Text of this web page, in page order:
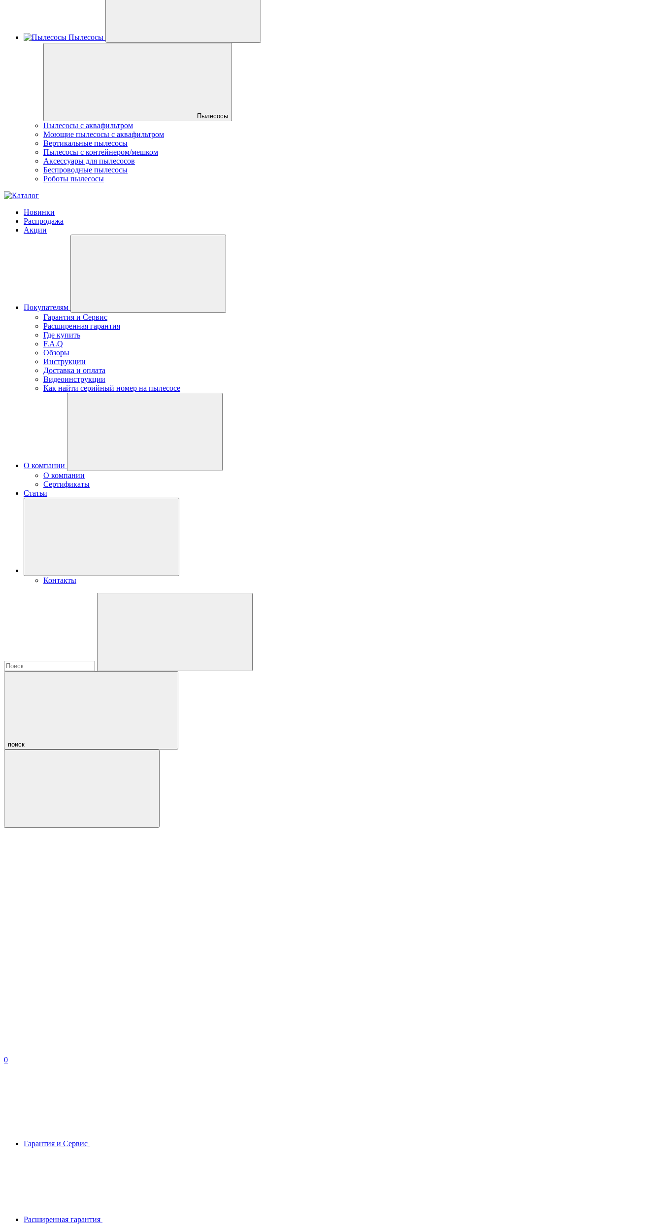
Пылесосы
Пылесосы
Пылесосы с аквафильтром
Моющие пылесосы с аквафильтром
Вертикальные пылесосы
Пылесосы с контейнером/мешком
Аксессуары для пылесосов
Беспроводные пылесосы
Роботы пылесосы
Новинки
Распродажа
Акции
Покупателям
Гарантия и Сервис
Расширенная гарантия
Где купить
F.A.Q
Обзоры
Инструкции
Доставка и оплата
Видеоинструкции
Как найти серийный номер на пылесосе
О компании
О компании
Сертификаты
Статьи
Контакты
поиск
0
Гарантия и Сервис
Расширенная гарантия